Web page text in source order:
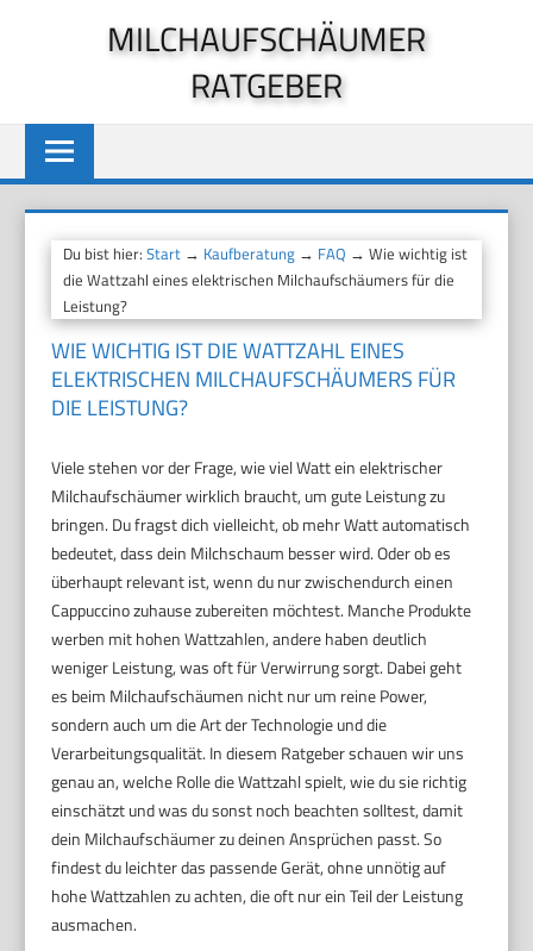
MILCHAUFSCHÄUMER
RATGEBER
Du bist hier:Start → Kaufberatung → FAQ → Wie wichtig ist
die Wattzahl eines elektrischen Milchaufschäumers für die
Leistung?
WIE WICHTIG IST DIE WATTZAHL EINES
ELEKTRISCHEN MILCHAUFSCHÄUMERS FÜR
DIE LEISTUNG?
Viele stehen vor der Frage, wie viel Watt ein elektrischer
Milchaufschäumer wirklich braucht, um gute Leistung zu
bringen. Du fragst dich vielleicht, ob mehr Watt automatisch
bedeutet, dass dein Milchschaum besser wird. Oder ob es
überhaupt relevant ist, wenn du nur zwischendurch einen
Cappuccino zuhause zubereiten möchtest. Manche Produkte
werben mit hohen Wattzahlen, andere haben deutlich
weniger Leistung, was oft für Verwirrung sorgt. Dabei geht
es beim Milchaufschäumen nicht nur um reine Power,
sondern auch um die Art der Technologie und die
Verarbeitungsqualität. In diesem Ratgeber schauen wir uns
genau an, welche Rolle die Wattzahl spielt, wie du sie richtig
einschätzt und was du sonst noch beachten solltest, damit
dein Milchaufschäumer zu deinen Ansprüchen passt. So
findest du leichter das passende Gerät, ohne unnötig auf
hohe Wattzahlen zu achten, die oft nur ein Teil der Leistung
ausmachen.